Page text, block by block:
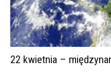
22 kwietnia –